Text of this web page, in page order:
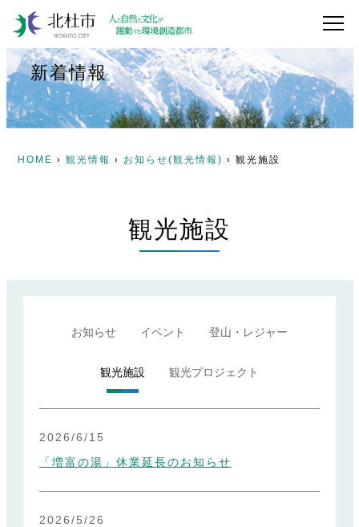
新着情報
HOME › 観光情報 › お知らせ(観光情報) › 観光施設
観光施設
お知らせ イベント 登山・レジャー
観光施設 観光プロジェクト
2026/6/15
「増富の湯」休業延長のお知らせ
2026/5/26